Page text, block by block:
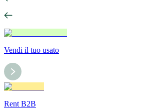
Vendi il tuo usato
Rent B2B